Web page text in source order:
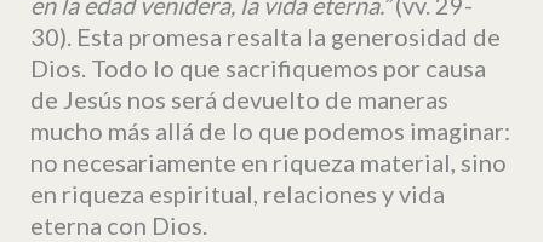
30). Esta promesa resalta la generosidad de
Dios. Todo lo que sacrifiquemos por causa
de Jesús nos será devuelto de maneras
mucho más allá de lo que podemos imaginar:
no necesariamente en riqueza material, sino
en riqueza espiritual, relaciones y vida
eterna con Dios.